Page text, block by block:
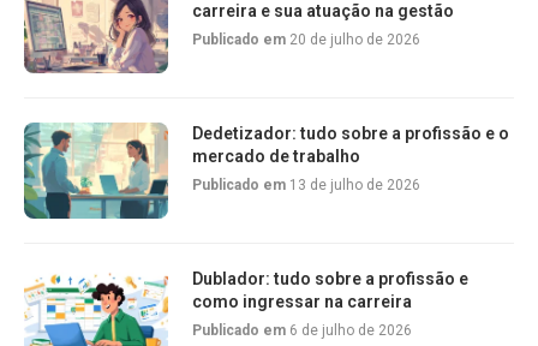
carreira e sua atuação na gestão
Publicado em 20 de julho de 2026
Dedetizador: tudo sobre a profissão e o
mercado de trabalho
Publicado em 13 de julho de 2026
Dublador: tudo sobre a profissão e
como ingressar na carreira
Publicado em 6 de julho de 2026